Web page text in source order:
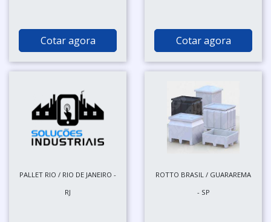
Cotar agora Cotar agora
PALLET RIO / RIO DE JANEIRO -
RJ
ROTTO BRASIL / GUARAREMA
- SP